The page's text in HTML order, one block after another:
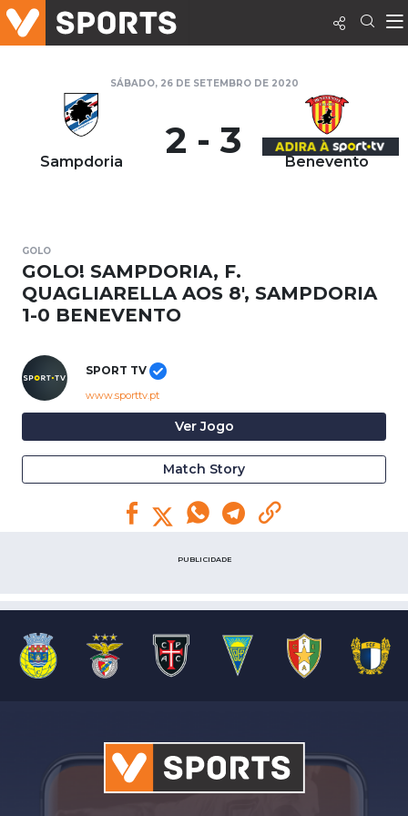
SÁBADO, 26 DE SETEMBRO DE 2020
Sampdoria 2 - 3 Benevento
GOLO
GOLO! SAMPDORIA, F.
QUAGLIARELLA AOS 8', SAMPDORIA
1-0 BENEVENTO
SPORT TV
www.sporttv.pt
Ver Jogo
Match Story
PUBLICIDADE